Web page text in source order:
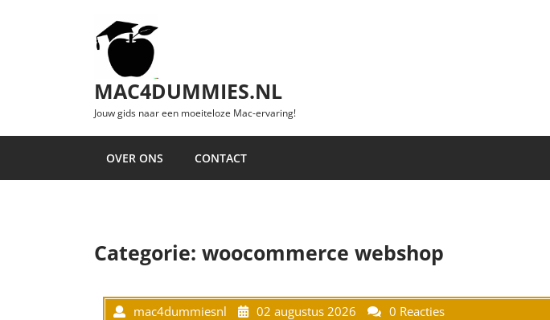
MAC4DUMMIES.NL
Jouw gids naar een moeiteloze Mac-ervaring!
OVER ONS CONTACT
Categorie: woocommerce webshop
mac4dummiesnl 02 augustus 2026 0 Reacties